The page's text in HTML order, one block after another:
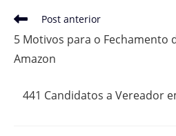
Leia
artigos
Post anterior
5 Motivos para o Fechamento
Amazon
441 Candidatos a Vereador